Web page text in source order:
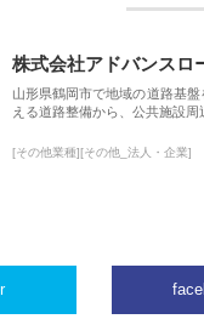
株式会社アドバンスロ
山形県鶴岡市で地域の道路基
える道路整備から、公共施設
[その他業種][その他_法人・企業]